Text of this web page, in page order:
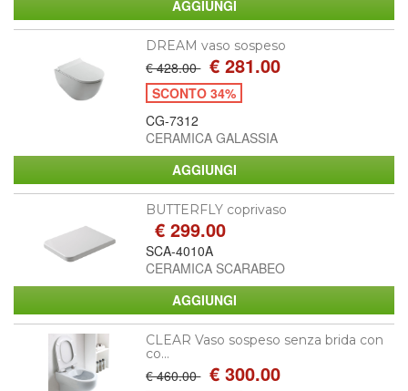
DREAM vaso sospeso
€ 428.00 € 281.00
SCONTO 34%
CG-7312
CERAMICA GALASSIA
BUTTERFLY coprivaso
€ 299.00
SCA-4010A
CERAMICA SCARABEO
CLEAR Vaso sospeso senza brida con
co...
€ 460.00 € 300.00